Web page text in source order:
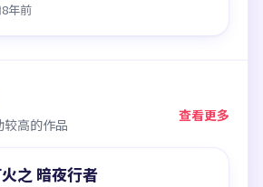
8年前
较高的作品
查看更多
99:20
之 暗夜行者